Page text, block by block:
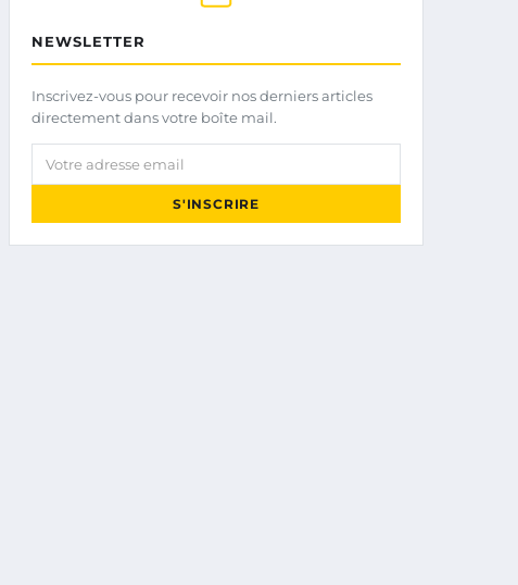
NEWSLETTER
Inscrivez-vous pour recevoir nos derniers articles
directement dans votre boîte mail.
Votre adresse email
S'INSCRIRE